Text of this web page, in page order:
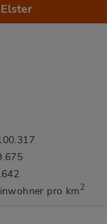
pro km 2